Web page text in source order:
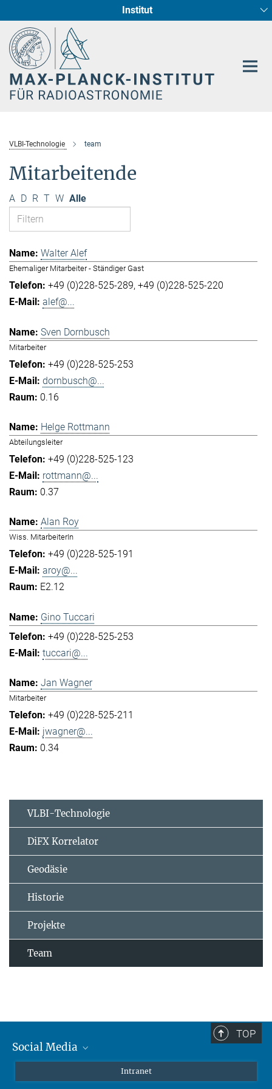
Institut
Radioastronomische Fundamentalphysik
Sternentstehung und Galaxienentwicklung
VLBI-Technologie team
Mitarbeitende
A D R T W Alle
Walter Alef
Ehemaliger Mitarbeiter - Ständiger Gast
+49 (0)228-525-289 +49 (0)228-525-220
alef@...
Sven Dornbusch
Mitarbeiter
+49 (0)228-525-253
dornbusch@...
0.16
Helge Rottmann
Abteilungsleiter
+49 (0)228-525-123
rottmann@...
0.37
Alan Roy
Wiss. MitarbeiterIn
+49 (0)228-525-191
aroy@...
E2.12
Gino Tuccari
+49 (0)228-525-253
tuccari@...
Jan Wagner
Mitarbeiter
+49 (0)228-525-211
jwagner@...
0.34
VLBI-Technologie
DiFX Korrelator
Geodäsie
Historie
Projekte
Team
TOP
Social Media
Intranet